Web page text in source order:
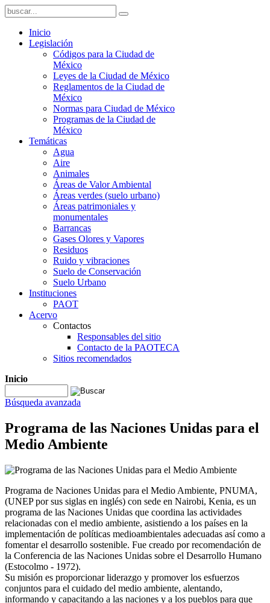
Inicio
Legislación
Códigos para la Ciudad de
México
Leyes de la Ciudad de México
Reglamentos de la Ciudad de
México
Normas para Ciudad de México
Programas de la Ciudad de
México
Temáticas
Agua
Aire
Animales
Áreas de Valor Ambiental
Áreas verdes (suelo urbano)
Áreas patrimoniales y
monumentales
Barrancas
Gases Olores y Vapores
Residuos
Ruido y vibraciones
Suelo de Conservación
Suelo Urbano
Instituciones
PAOT
Acervo
Contactos
Responsables del sitio
Contacto de la PAOTECA
Sitios recomendados
Inicio
Búsqueda avanzada
Programa de las Naciones Unidas para el
Medio Ambiente
Programa de Naciones Unidas para el Medio Ambiente, PNUMA,
(UNEP por sus siglas en inglés) con sede en Nairobi, Kenia, es un
programa de las Naciones Unidas que coordina las actividades
relacionadas con el medio ambiente, asistiendo a los países en la
implementación de políticas medioambientales adecuadas así como a
fomentar el desarrollo sostenible. Fue creado por recomendación de
la Conferencia de las Naciones Unidas sobre el Desarrollo Humano
(Estocolmo - 1972).
Su misión es proporcionar liderazgo y promover los esfuerzos
conjuntos para el cuidado del medio ambiente, alentando,
informando y capacitando a las naciones y a los pueblos para que